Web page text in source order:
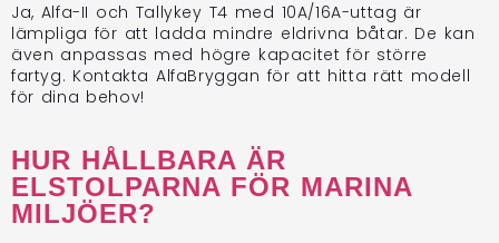
Ja, Alfa-II och Tallykey T4 med 10A/16A-uttag är
lämpliga för att ladda mindre eldrivna båtar. De kan
även anpassas med högre kapacitet för större
fartyg. Kontakta AlfaBryggan för att hitta rätt modell
för dina behov!
HUR HÅLLBARA ÄR
ELSTOLPARNA FÖR MARINA
MILJÖER?